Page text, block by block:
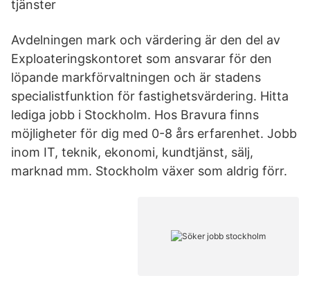
tjänster
Avdelningen mark och värdering är den del av
Exploateringskontoret som ansvarar för den
löpande markförvaltningen och är stadens
specialistfunktion för fastighetsvärdering. Hitta
lediga jobb i Stockholm. Hos Bravura finns
möjligheter för dig med 0-8 års erfarenhet. Jobb
inom IT, teknik, ekonomi, kundtjänst, sälj,
marknad mm. Stockholm växer som aldrig förr.